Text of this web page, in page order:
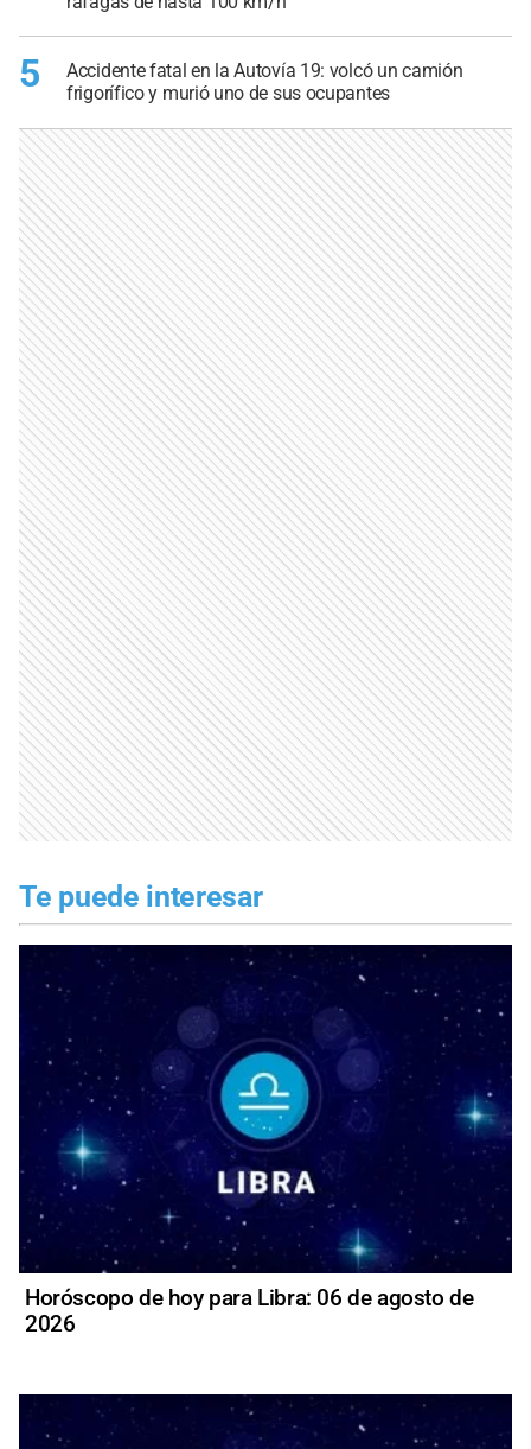
5
Accidente fatal en la Autovía 19: volcó un camión
frigorífico y murió uno de sus ocupantes
Te puede interesar
Horóscopo de hoy para Libra: 06 de agosto de
2026